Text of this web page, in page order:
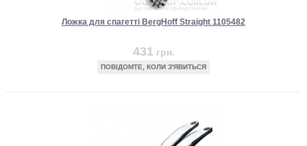
Ложка для спагетті BergHoff Straight 1105482
431 грн.
ПОВІДОМТЕ, КОЛИ З'ЯВИТЬСЯ